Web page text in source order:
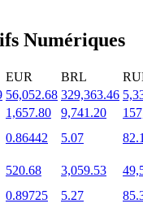
Numériques
EUR BRL
56,052.68 329,363.46
1,657.80 9,741.20
0.86442 5.07
520.68 3,059.53
0.89725 5.27